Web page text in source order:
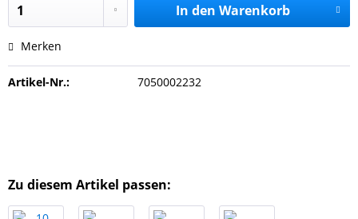
In den Warenkorb
Merken
Artikel-Nr.: 7050002232
Zu diesem Artikel passen: